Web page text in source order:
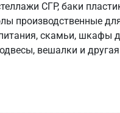
СГР, баки
производственные
скамьи, шкафы
вешалки и